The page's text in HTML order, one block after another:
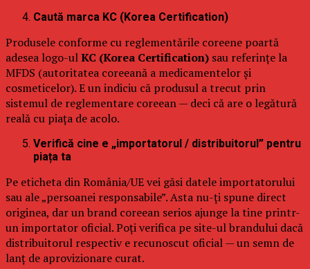
Caută marca KC (Korea Certification)
Produsele conforme cu reglementările coreene poartă
adesea logo-ulKC (Korea Certification) sau referințe la
MFDS (autoritatea coreeană a medicamentelor și
cosmeticelor). E un indiciu că produsul a trecut prin
sistemul de reglementare coreean — deci că are o legătură
reală cu piața de acolo.
Verifică cine e „importatorul / distribuitorul” pentru
piața ta
Pe eticheta din România/UE vei găsi datele importatorului
sau ale „persoanei responsabile”. Asta nu-ți spune direct
originea, dar un brand coreean serios ajunge la tine printr-
un importator oficial. Poți verifica pe site-ul brandului dacă
distribuitorul respectiv e recunoscut oficial — un semn de
lanț de aprovizionare curat.